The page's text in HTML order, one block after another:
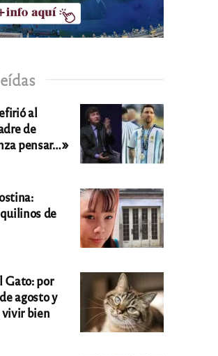
al
de
pensar…»
de
por
agosto y
vivir bien